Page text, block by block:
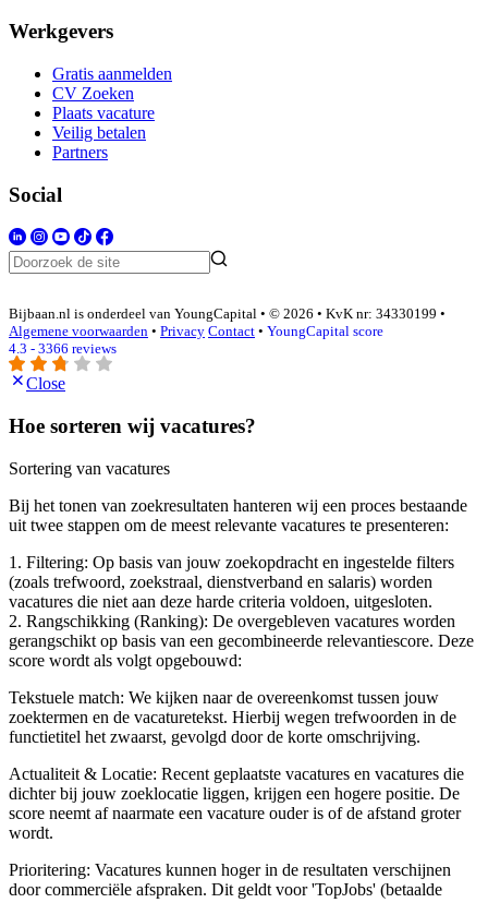
Werkgevers
Gratis aanmelden
CV Zoeken
Plaats vacature
Veilig betalen
Partners
Social
Bijbaan.nl is onderdeel van YoungCapital • © 2026 • KvK nr: 34330199 •
Algemene voorwaarden • Privacy Contact • YoungCapital score
4.3 - 3366 reviews
Close
Hoe sorteren wij vacatures?
Sortering van vacatures
Bij het tonen van zoekresultaten hanteren wij een proces bestaande
uit twee stappen om de meest relevante vacatures te presenteren:
1. Filtering: Op basis van jouw zoekopdracht en ingestelde filters
(zoals trefwoord, zoekstraal, dienstverband en salaris) worden
vacatures die niet aan deze harde criteria voldoen, uitgesloten.
2. Rangschikking (Ranking): De overgebleven vacatures worden
gerangschikt op basis van een gecombineerde relevantiescore. Deze
score wordt als volgt opgebouwd:
Tekstuele match: We kijken naar de overeenkomst tussen jouw
zoektermen en de vacaturetekst. Hierbij wegen trefwoorden in de
functietitel het zwaarst, gevolgd door de korte omschrijving.
Actualiteit & Locatie: Recent geplaatste vacatures en vacatures die
dichter bij jouw zoeklocatie liggen, krijgen een hogere positie. De
score neemt af naarmate een vacature ouder is of de afstand groter
wordt.
Prioritering: Vacatures kunnen hoger in de resultaten verschijnen
door commerciële afspraken. Dit geldt voor 'TopJobs' (betaalde